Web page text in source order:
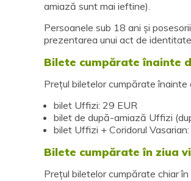
amiază sunt mai ieftine).
Persoanele sub 18 ani și
prezentarea unui act de
Bilete cumpărate înainte
Prețul biletelor cumpărate
bilet Uffizi: 29 EUR
bilet de după-amiază Uffizi
bilet Uffizi + Coridorul
Bilete cumpărate în ziua
Prețul biletelor cumpărate chiar